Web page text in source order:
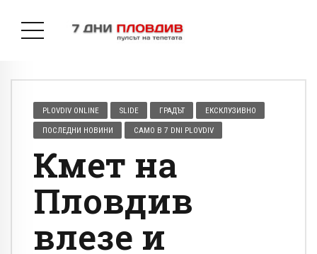
PLOVDIV ONLINE SLIDE ГРАДЪТ ЕКСКЛУЗИВНО
ПОСЛЕДНИ НОВИНИ САМО В 7 DNI PLOVDIV
Кмет на
Пловдив
влезе и